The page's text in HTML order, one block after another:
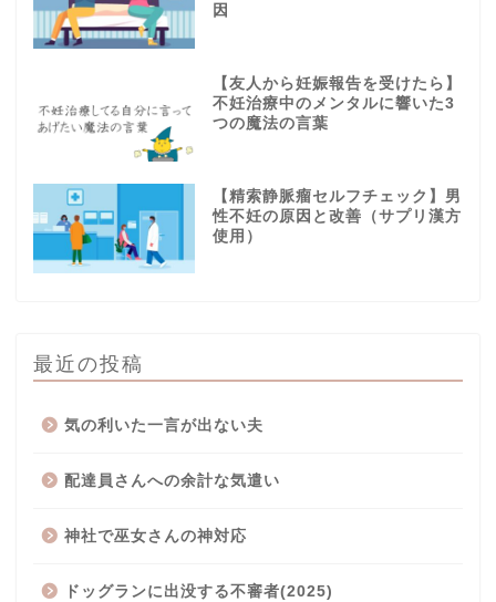
因
【友人から妊娠報告を受けたら】
不妊治療中のメンタルに響いた3
つの魔法の言葉
【精索静脈瘤セルフチェック】男
性不妊の原因と改善（サプリ漢方
使用）
最近の投稿
気の利いた一言が出ない夫
配達員さんへの余計な気遣い
神社で巫女さんの神対応
ドッグランに出没する不審者(2025)